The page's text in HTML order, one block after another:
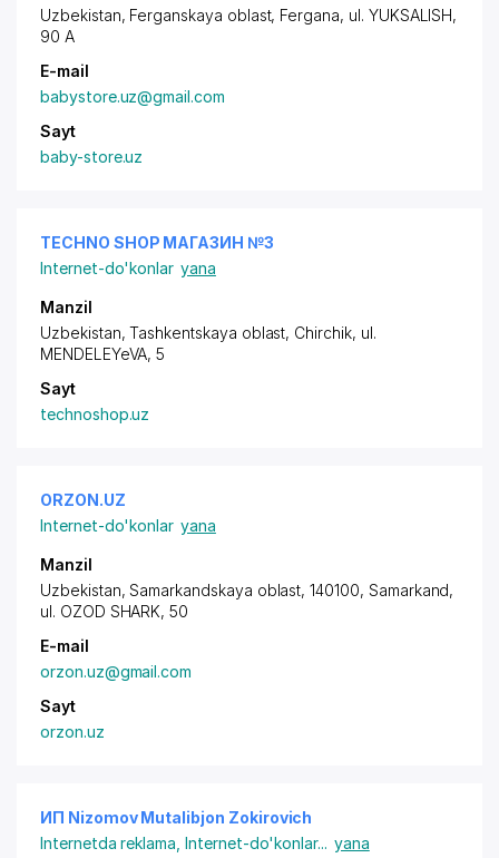
Uzbekistan, Ferganskaya oblast, Fergana, ul. YUKSALISH,
90 A
E-mail
babystore.uz@gmail.com
Sayt
baby-store.uz
TECHNO SHOP МАГАЗИН №3
Internet-do'konlar yana
Manzil
Uzbekistan, Tashkentskaya oblast, Chirchik, ul.
MENDELEYeVA, 5
Sayt
technoshop.uz
ORZON.UZ
Internet-do'konlar yana
Manzil
Uzbekistan, Samarkandskaya oblast, 140100, Samarkand,
ul. OZOD SHARK, 50
E-mail
orzon.uz@gmail.com
Sayt
orzon.uz
ИП Nizomov Mutalibjon Zokirovich
Internetda reklama ,Internet-do'konlar... yana